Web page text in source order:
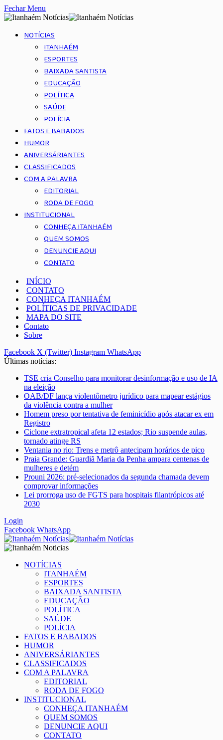
Fechar Menu
NOTÍCIAS
ITANHAÉM
ESPORTES
BAIXADA SANTISTA
EDUCAÇÃO
POLÍTICA
SAÚDE
POLÍCIA
FATOS E BABADOS
HUMOR
ANIVERSÁRIANTES
CLASSIFICADOS
COM A PALAVRA
EDITORIAL
RODA DE FOGO
INSTITUCIONAL
CONHEÇA ITANHAÉM
QUEM SOMOS
DENUNCIE AQUI
CONTATO
INÍCIO
CONTATO
CONHEÇA ITANHAÉM
POLÍTICAS DE PRIVACIDADE
MAPA DO SITE
Contato
Sobre
Facebook X (Twitter) Instagram WhatsApp
Últimas notícias:
TSE cria Conselho para monitorar desinformação e uso de IA
na eleição
OAB/DF lança violentômetro jurídico para mapear estágios
da violência contra a mulher
Homem preso por tentativa de feminicídio após atacar ex em
Registro
Ciclone extratropical afeta 12 estados; Rio suspende aulas,
tornado atinge RS
Ventania no rio: Trens e metrô antecipam horários de pico
Praia Grande: Guardiã Maria da Penha ampara centenas de
mulheres e detém
Prouni 2026: pré-selecionados da segunda chamada devem
comprovar informações
Lei prorroga uso de FGTS para hospitais filantrópicos até
2030
Login
Facebook WhatsApp
NOTÍCIAS
ITANHAÉM
ESPORTES
BAIXADA SANTISTA
EDUCAÇÃO
POLÍTICA
SAÚDE
POLÍCIA
FATOS E BABADOS
HUMOR
ANIVERSÁRIANTES
CLASSIFICADOS
COM A PALAVRA
EDITORIAL
RODA DE FOGO
INSTITUCIONAL
CONHEÇA ITANHAÉM
QUEM SOMOS
DENUNCIE AQUI
CONTATO